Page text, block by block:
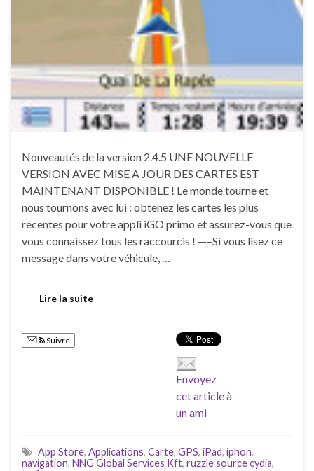
Nouveautés de la version 2.4.5 UNE NOUVELLE
VERSION AVEC MISE A JOUR DES CARTES EST
MAINTENANT DISPONIBLE ! Le monde tourne et
nous tournons avec lui : obtenez les cartes les plus
récentes pour votre appli iGO primo et assurez-vous que
vous connaissez tous les raccourcis ! —–Si vous lisez ce
message dans votre véhicule, …
Lire la suite
Suivre
Envoyez
cet article à
un ami
App Store, Applications, Carte, GPS, iPad, iphon,
navigation, NNG Global Services Kft, ruzzle source cydia,